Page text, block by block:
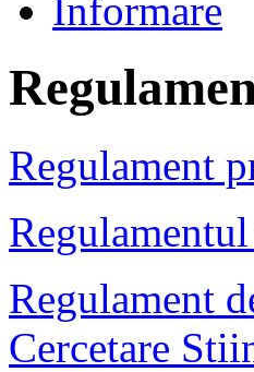
Informare
Regulament
Regulament
Cercetare